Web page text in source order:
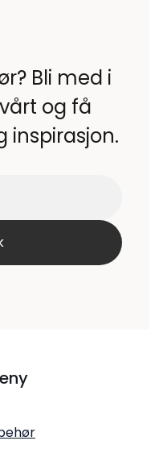
Bli med i
og få
inspirasjon.